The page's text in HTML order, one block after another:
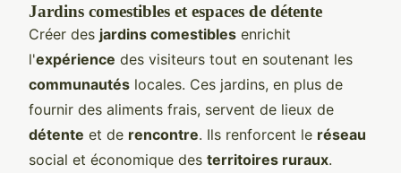
Jardins comestibles et espaces de détente
Créer des jardins comestibles enrichit
l'expérience des visiteurs tout en soutenant les
communautés locales. Ces jardins, en plus de
fournir des aliments frais, servent de lieux de
détente et de rencontre. Ils renforcent le réseau
social et économique des territoires ruraux.